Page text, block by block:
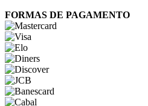
FORMAS DE PAGAMENTO